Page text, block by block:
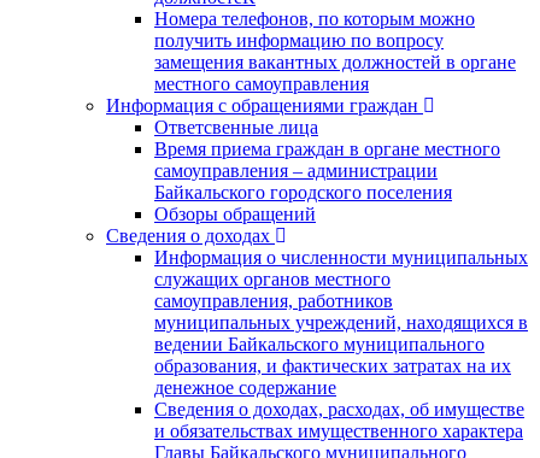
Номера телефонов, по которым можно
получить информацию по вопросу
замещения вакантных должностей в органе
местного самоуправления
Информация с обращениями граждан
Ответсвенные лица
Время приема граждан в органе местного
самоуправления – администрации
Байкальского городского поселения
Обзоры обращений
Сведения о доходах
Информация о численности муниципальных
служащих органов местного
самоуправления, работников
муниципальных учреждений, находящихся в
ведении Байкальского муниципального
образования, и фактических затратах на их
денежное содержание
Сведения о доходах, расходах, об имуществе
и обязательствах имущественного характера
Главы Байкальского муниципального